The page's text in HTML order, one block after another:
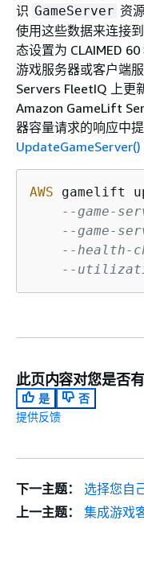
识 GameServer 资
使用这些数据来连接
态设置为 CLAIMED
游戏服务器或客户端
Servers FleetIQ 上更
Amazon GameLift
器容量请求的响应中
UpdateGameServer()
AWS gamelift
--game-
--game-
--health-
--
此页内容对您是否有
是
否
提供反馈
下一主题：
选择您自
上一主题：
集成游戏